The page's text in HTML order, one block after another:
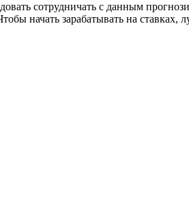
сотрудничать с данным
начать зарабатывать на ставках,